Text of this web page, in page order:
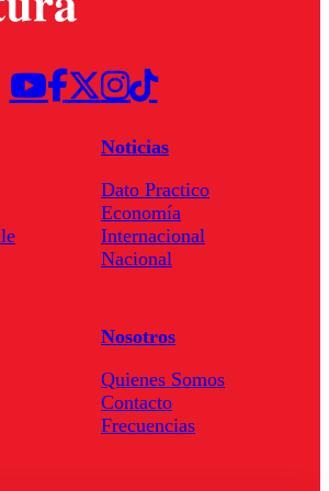
Noticias
Dato Practico
Economía
Internacional
Nacional
Nosotros
Quienes Somos
Contacto
Frecuencias